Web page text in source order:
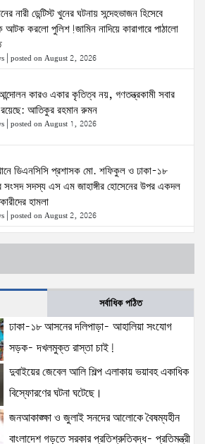
নারী ডেন্টিস্ট খুনের ঘটনায় সন্দেহভাজন হিসেবে
আটক করলো পুলিশ!জামিন নাদিয়ে কারাগারে পাঠালো
posted on August 2, 2026
কারও একার কৃতিত্ব নয়, গণতন্ত্রকামী সবার
আতিকুর রহমান রুমন
posted on August 1, 2026
ডিএনসিসি প্রশাসক মো. শফিকুল ও ঢাকা-১৮
সদস্য এস এম জাহাঙ্গীর হোসেনের উপর একদল
হামলা
posted on August 2, 2026
স্মরণসভা সফল করতে প্রস্তুতি সভা অনুষ্ঠিত
সেই নারী চিকিৎসককে খুনের মামলায় গ্রেপ্তার তার
রানার দুই দিনের রিমান্ড আদালত
posted on August 3, 2026
সঙ্গে মার্কিন বিশেষ দূতের বৈঠক: তারেক রহমানের
বাংলাদেশের স্থিতিশীলতায় দৃঢ় আত্মবিশ্বাস
মাহ্দী আমিন
সর্বাধিক পঠিত
ঢাকা-১৮ আসনের দলিপাড়া- আহালিয়া সংযোগ
সড়ক- দখলমুক্ত রাস্তা চাই!
দুবাইয়ের জেবেল আলি শিল্প এলাকায় ভয়াবহ একাধিক
বিস্ফোরণের ঘটনা ঘটেছে।
জনআকাঙ্ক্ষা ও জুলাই সনদের আলোকে বৈষম্যহীন
বাংলাদেশ গড়তে সরকার প্রতিশ্রুতিবদ্ধ- প্রতিমন্ত্রী